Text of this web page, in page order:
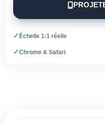
✓Échelle 1:1 réelle
✓Chrome & Safari